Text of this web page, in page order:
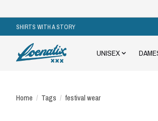
SHIRTS WITH A STORY
UNISEX
Home / Tags / festival wear